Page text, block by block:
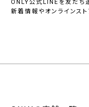
ONLY公式LINEを友だち
新着情報やオンラインス